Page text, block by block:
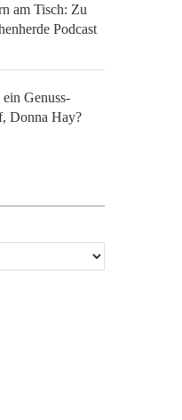
am Tisch: Zu
Podcast
Genuss-
Donna Hay?